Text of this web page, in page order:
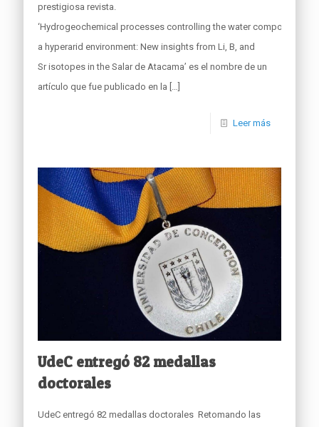
prestigiosa revista.
‘Hydrogeochemical processes controlling the water composition in
a hyperarid environment: New insights from Li, B, and
Sr isotopes in the Salar de Atacama’ es el nombre de un
artículo que fue publicado en la
Leer más
UdeC entregó 82 medallas
doctorales
UdeC entregó 82 medallas doctorales Retomando las